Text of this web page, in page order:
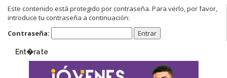
Este contenido está protegido por contraseña. Para verlo, por favor,
introduce tu contraseña a continuación:
Contraseña:
Ent�rate